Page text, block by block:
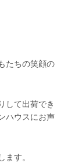
たちの笑顔の
して出荷でき
ハウスにお声
す。